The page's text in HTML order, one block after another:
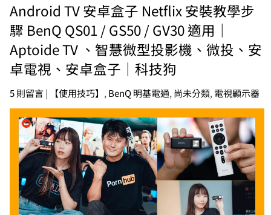
Android TV 安卓盒子 Netflix 安裝教學步
驟 BenQ QS01 / GS50 / GV30 適用｜
Aptoide TV 、智慧微型投影機、微投、安
卓電視、安卓盒子｜科技狗
5 則留言| 【使用技巧】 ,BenQ 明基電通,尚未分類,電視顯示器